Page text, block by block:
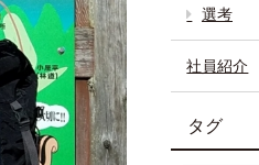
選考
社員紹介
タグ